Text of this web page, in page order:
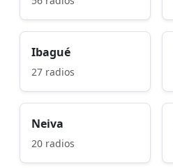
Ibagué
27 radios
Neiva
20 radios